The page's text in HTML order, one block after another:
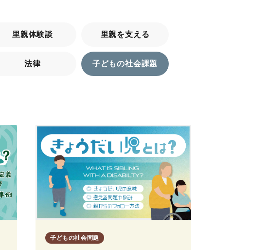
里親体験談 里親を支える
法律 子どもの社会課題
子どもの社会問題